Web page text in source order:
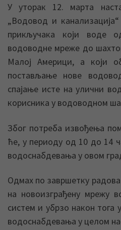
У уторак 12. марта
„Водовод и
прикључака који воде
водоводне мреже до
Малој Америци, а који
постављање нове
спајање исте на улични
корисника у водоводном
Због потреба извођења
ће, у периоду од 10 до 14
водоснабдевања у овом
Одмах по завршетку
на новоизграђену мрежу
систем и убрзо након тога
водоснабдевања у целом